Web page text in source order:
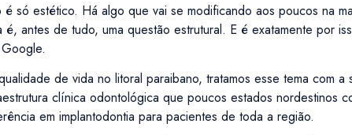
estético. Há algo que vai se modificando aos poucos na
antes de tudo, uma questão estrutural. E é exatamente por
de vida no litoral paraibano, tratamos esse tema com a
clínica odontológica que poucos estados nordestinos
em implantodontia para pacientes de toda a região.